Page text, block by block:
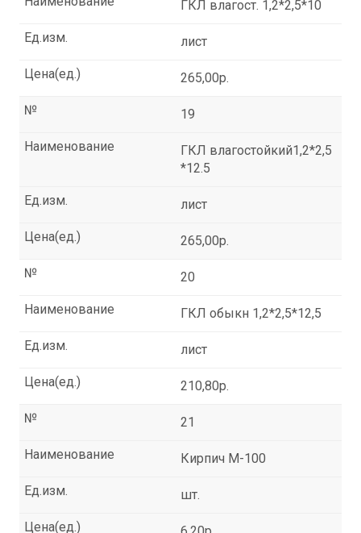
ГКЛ влагост. 1,2*2,5*10
лист
Ед.изм.
265,00р.
Цена(ед.)
19
№
ГКЛ влагостойкий1,2*2,5
*12.5
Наименование
лист
Ед.изм.
265,00р.
Цена(ед.)
20
№
ГКЛ обыкн 1,2*2,5*12,5
Наименование
лист
Ед.изм.
210,80р.
Цена(ед.)
21
№
Кирпич М-100
Наименование
шт.
Ед.изм.
Цена(ед.)